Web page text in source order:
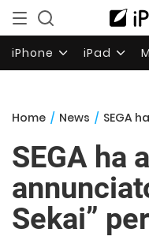
iPhone iPad
Home / News / SEGA ha
SEGA ha
Sekai”